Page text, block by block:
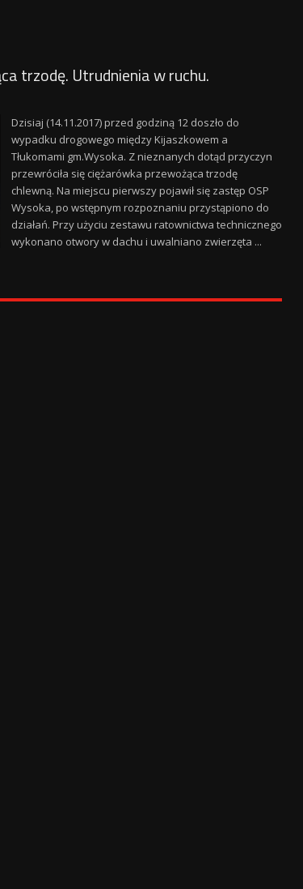
trzodę. Utrudnienia w ruchu.
Dzisiaj (14.11.2017) przed godziną 12 doszło do
wypadku drogowego między Kijaszkowem a
Tłukomami gm.Wysoka. Z nieznanych dotąd przyczyn
przewróciła się ciężarówka przewożąca trzodę
chlewną. Na miejscu pierwszy pojawił się zastęp OSP
Wysoka, po wstępnym rozpoznaniu przystąpiono do
działań. Przy użyciu zestawu ratownictwa technicznego
wykonano otwory w dachu i uwalniano zwierzęta ...